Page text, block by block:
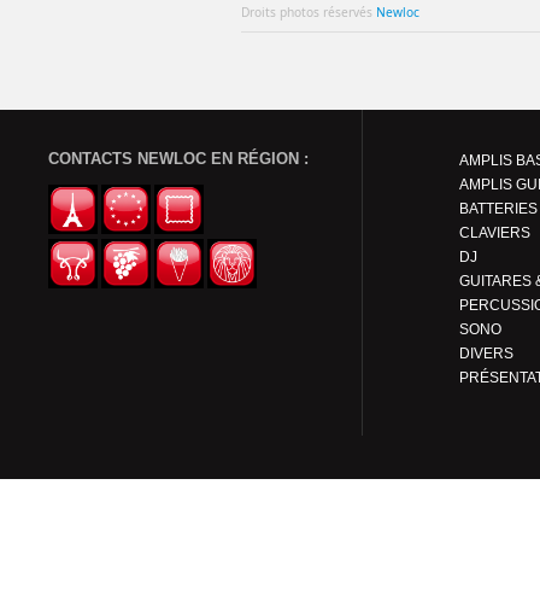
Droits photos réservés Newloc
CONTACTS NEWLOC EN RÉGION :
AMPLIS
AMPLIS
BATTERIES
CLAVIERS
DJ
SONO
DIVERS